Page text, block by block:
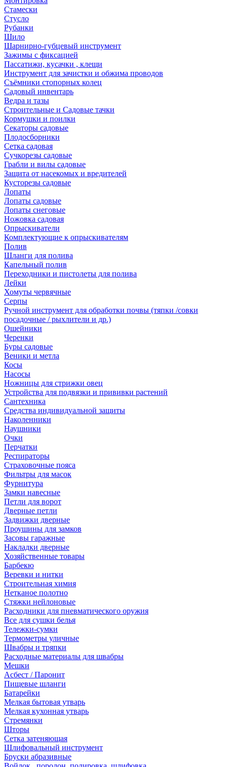
Стамески
Стусло
Рубанки
Шило
Шарнирно-губцевый инструмент
Зажимы с фиксацией
Пассатижи, кусачки , клещи
Инструмент для зачистки и обжима проводов
Съёмники стопорных колец
Садовый инвентарь
Ведра и тазы
Строительные и Садовые тачки
Кормушки и поилки
Секаторы садовые
Плодосборники
Сетка садовая
Сучкорезы садовые
Грабли и вилы садовые
Защита от насекомых и вредителей
Кусторезы садовые
Лопаты
Лопаты садовые
Лопаты снеговые
Ножовка садовая
Опрыскиватели
Комплектующие к опрыскивателям
Полив
Шланги для полива
Капельный полив
Переходники и пистолеты для полива
Лейки
Хомуты червячные
Серпы
Ручной инструмент для обработки почвы (тяпки /совки
посадочные / рыхлители и др.)
Ошейники
Черенки
Буры садовые
Веники и метла
Косы
Насосы
Ножницы для стрижки овец
Устройства для подвязки и прививки растений
Сантехника
Средства индивидуальной защиты
Наколенники
Наушники
Очки
Перчатки
Респираторы
Страховочные пояса
Фильтры для масок
Фурнитура
Замки навесные
Петли для ворот
Дверные петли
Задвижки дверные
Проушины для замков
Засовы гаражные
Накладки дверные
Хозяйственные товары
Барбекю
Веревки и нитки
Строительная химия
Нетканое полотно
Стяжки нейлоновые
Расходники для пневматического оружия
Все для сушки белья
Тележки-сумки
Термометры уличные
Швабры и тряпки
Расходные материалы для швабры
Мешки
Асбест / Паронит
Пищевые шланги
Батарейки
Мелкая бытовая утварь
Мелкая кухонная утварь
Стремянки
Шторы
Сетка затеняющая
Шлифовальный инструмент
Бруски абразивные